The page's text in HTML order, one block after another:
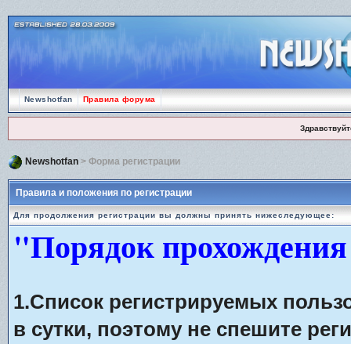
Newshotfan Правила форума
Newshotfan> Форма регистрации
Правила и положения по регистрации
Для продолжения регистрации вы должны принять нижеследующее:
"Порядок
1.Список регистрируемых
в сутки, поэтому не спешите